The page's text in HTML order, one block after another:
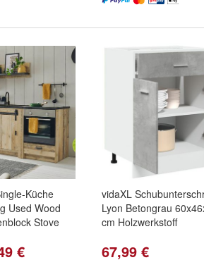
Küche
Used Wood
Stove
€
vidaXL
Lyon Betongrau
cm Holzwerkstoff
67,99 €